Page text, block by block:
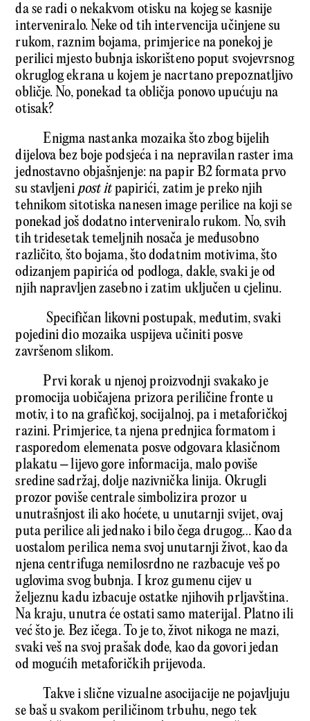
da se radi o nekakvom otisku na kojeg se kasnije
interveniralo. Neke od tih intervencija učinjene su
rukom, raznim bojama, primjerice na ponekoj je
perilici mjesto bubnja iskorišteno poput svojevrsnog
okruglog ekrana u kojem je nacrtano prepoznatljivo
obličje. No, ponekad ta obličja ponovo upućuju na
otisak?
Enigma nastanka mozaika što zbog bijelih
dijelova bez boje podsjeća i na nepravilan raster ima
jednostavno objašnjenje: na papir B2 formata prvo
su stavljeni post itpapirići, zatim je preko njih
tehnikom sitotiska nanesen image perilice na koji se
ponekad još dodatno interveniralo rukom. No, svih
tih tridesetak temeljnih nosača je međusobno
različito, što bojama, što dodatnim motivima, što
odizanjem papirića od podloga, dakle, svaki je od
njih napravljen zasebno i zatim uključen u cjelinu.
Specifičan likovni postupak, međutim, svaki
pojedini dio mozaika uspijeva učiniti posve
završenom slikom.
Prvi korak u njenoj proizvodnji svakako je
promocija uobičajena prizora periličine fronte u
motiv, i to na grafičkoj, socijalnoj, pa i metaforičkoj
razini. Primjerice, ta njena prednjica formatom i
rasporedom elemenata posve odgovara klasičnom
plakatu – lijevo gore informacija, malo poviše
sredine sadržaj, dolje nazivnička linija. Okrugli
prozor poviše centrale simbolizira prozor u
unutrašnjost ili ako hoćete, u unutarnji svijet, ovaj
puta perilice ali jednako i bilo čega drugog… Kao da
uostalom perilica nema svoj unutarnji život, kao da
njena centrifuga nemilosrdno ne razbacuje veš po
uglovima svog bubnja. I kroz gumenu cijev u
željeznu kadu izbacuje ostatke njihovih prljavština.
Na kraju, unutra će ostati samo materijal. Platno ili
već što je. Bez ičega. To je to, život nikoga ne mazi,
svaki veš na svoj prašak dođe, kao da govori jedan
od mogućih metaforičkih prijevoda.
Takve i slične vizualne asocijacije ne pojavljuju
se baš u svakom periličinom trbuhu, nego tek